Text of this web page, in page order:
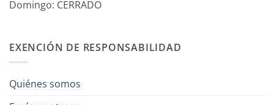
Domingo: CERRADO
EXENCIÓN DE RESPONSABILIDAD
Quiénes somos